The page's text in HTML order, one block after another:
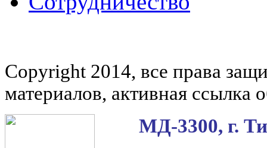
Copyright 2014, все права
материалов, активная ссылка
МД-3300, г.